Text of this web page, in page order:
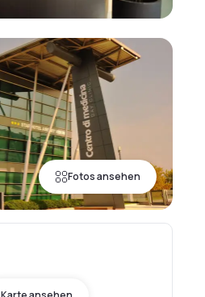
Fotos ansehen